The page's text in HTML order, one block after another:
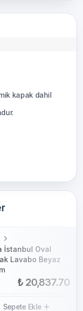
İstanbul Oval
Lavabo Beyaz
₺ 20,837.70
Sepete Ekle
kapak dahil